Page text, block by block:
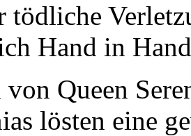
tödliche
Hand in
von Queen
lösten eine